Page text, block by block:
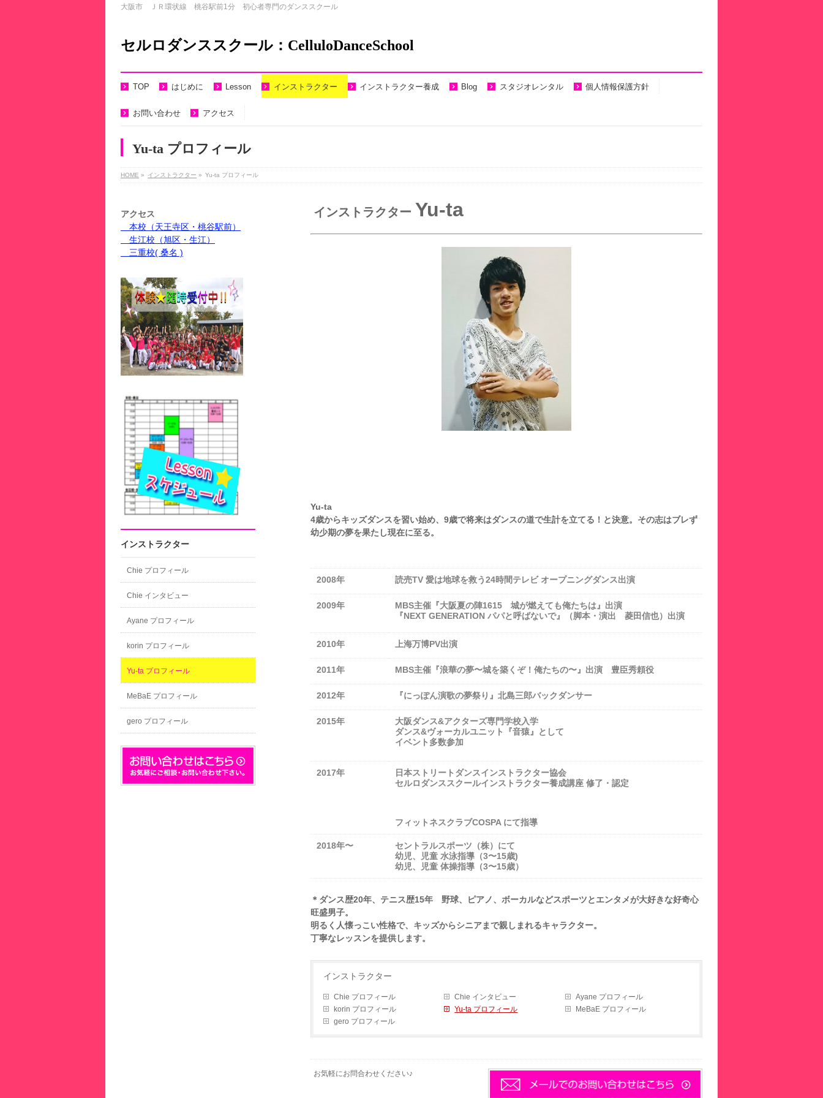
大阪市 ＪＲ環状線 桃谷駅前1分 初心者専門のダンススクール
セルロダンススクール：CelluloDanceSchool
TOP はじめに Lesson インストラクター インストラクター養成 Blog スタジオレンタル 個人情報保護方針
お問い合わせ アクセス
Yu-ta プロフィール
HOME » インストラクター » Yu-ta プロフィール
インストラクター Yu-ta
Yu-ta
4歳からキッズダンスを習い始め、9歳で将来はダンスの道で生計を立てる！と決意。その志はブレず
幼少期の夢を果たし現在に至る。
2008年 読売TV 愛は地球を救う24時間テレビ オープニングダンス出演
2009年
MBS主催『大阪夏の陣1615 城が燃えても俺たちは』出演
『NEXT GENERATION パパと呼ばないで』（脚本・演出 菱田信也）出演
2010年 上海万博PV出演
2011年 MBS主催『浪華の夢〜城を築くぞ！俺たちの〜』出演 豊臣秀頼役
2012年 『にっぽん演歌の夢祭り』北島三郎バックダンサー
2015年
大阪ダンス&アクターズ専門学校入学
ダンス&ヴォーカルユニット『音猿』として
イベント多数参加
2017年
日本ストリートダンスインストラクター協会
セルロダンススクールインストラクター養成講座 修了・認定
フィットネスクラブCOSPA にて指導
2018年〜
セントラルスポーツ（株）にて
幼児、児童 水泳指導（3〜15歳)
幼児、児童 体操指導（3〜15歳）
＊ダンス歴20年、テニス歴15年 野球、ピアノ、ボーカルなどスポーツとエンタメが大好きな好奇心
旺盛男子。
明るく人懐っこい性格で、キッズからシニアまで親しまれるキャラクター。
丁寧なレッスンを提供します。
インストラクター
Chie プロフィール Chie インタビュー
Ayane プロフィール
korin プロフィール
Yu-ta プロフィール
MeBaE プロフィール
gero プロフィール
お気軽にお問合わせください♪
アクセス
本校（天王寺区・桃谷駅前）
生江校（旭区・生江）
三重校( 桑名 )
インストラクター
Chie プロフィール
Chie インタビュー
Ayane プロフィール
korin プロフィール
Yu-ta プロフィール
MeBaE プロフィール
gero プロフィール